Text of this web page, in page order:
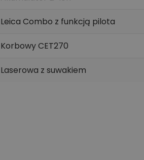
Leica Combo z funkcją pilota
Korbowy CET270
Laserowa z suwakiem